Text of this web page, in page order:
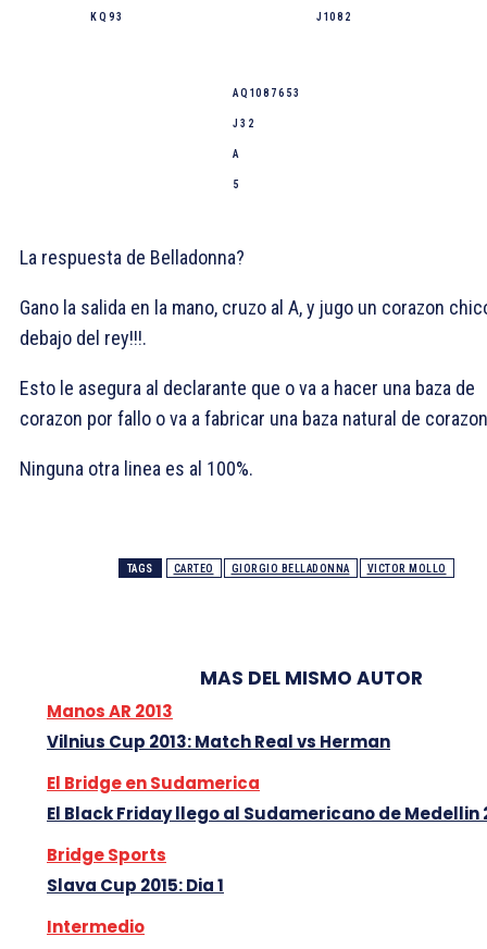
K Q 9 3 J 10 8 2
A Q 10 8 7 6 5 3
J 3 2
A
5
La respuesta de Belladonna?
Gano la salida en la mano, cruzo al A, y jugo un corazon
debajo del rey!!!.
Esto le asegura al declarante que o va a hacer una baza de
corazon por fallo o va a fabricar una baza natural de
Ninguna otra linea es al 100%.
TAGS CARTEO GIORGIO BELLADONNA VICTOR MOLLO
MAS DEL MISMO AUTOR
Manos AR 2013
Vilnius Cup 2013: Match Real vs Herman
El Bridge en Sudamerica
El Black Friday llego al Sudamericano de Medellin
Bridge Sports
Slava Cup 2015: Dia 1
Intermedio